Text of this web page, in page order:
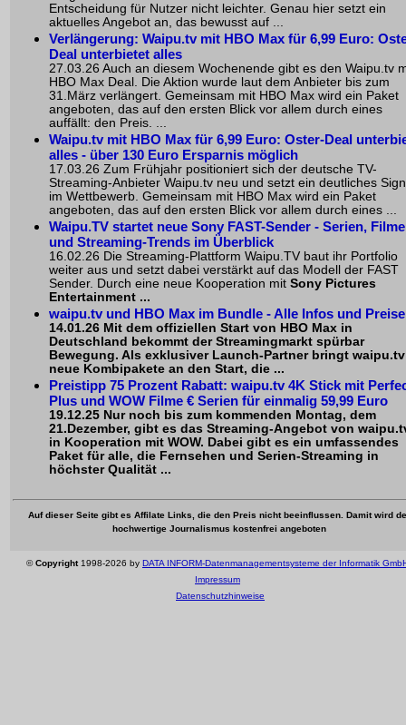
Entscheidung für Nutzer nicht leichter. Genau hier setzt ein
aktuelles Angebot an, das bewusst auf ...
Verlängerung: Waipu.tv mit HBO Max für 6,99 Euro:
Deal unterbietet alles
27.03.26 Auch an diesem Wochenende gibt es den Waipu.tv
HBO Max Deal. Die Aktion wurde laut dem Anbieter bis zum
31.März verlängert. Gemeinsam mit HBO Max wird ein Paket
angeboten, das auf den ersten Blick vor allem durch eines
auffällt: den Preis. ...
Waipu.tv mit HBO Max für 6,99 Euro: Oster-Deal
alles - über 130 Euro Ersparnis möglich
17.03.26 Zum Frühjahr positioniert sich der deutsche TV-
Streaming-Anbieter Waipu.tv neu und setzt ein deutliches
im Wettbewerb. Gemeinsam mit HBO Max wird ein Paket
angeboten, das auf den ersten Blick vor allem durch eines ...
Waipu.TV startet neue Sony FAST-Sender - Serien, Filme
und Streaming-Trends im Überblick
16.02.26 Die Streaming-Plattform Waipu.TV baut ihr Portfolio
weiter aus und setzt dabei verstärkt auf das Modell der FAST
Sender. Durch eine neue Kooperation mit Sony Pictures
Entertainment ...
waipu.tv und HBO Max im Bundle - Alle Infos und Preise
14.01.26 Mit dem offiziellen Start von HBO Max in
Deutschland bekommt der Streamingmarkt spürbar
Bewegung. Als exklusiver Launch-Partner bringt waipu.tv
neue Kombipakete an den Start, die ...
Preistipp 75 Prozent Rabatt: waipu.tv 4K Stick mit
Plus und WOW Filme € Serien für einmalig 59,99 Euro
19.12.25 Nur noch bis zum kommenden Montag, dem
21.Dezember, gibt es das Streaming-Angebot von
in Kooperation mit WOW. Dabei gibt es ein umfassendes
Paket für alle, die Fernsehen und Serien-Streaming in
höchster Qualität ...
Auf dieser Seite gibt es Affilate Links, die den Preis nicht beeinflussen. Damit wird
hochwertige Journalismus kostenfrei angeboten
©Copyright1998-2026 by DATA INFORM-Datenmanagementsysteme der Informatik
Impressum
Datenschutzhinweise